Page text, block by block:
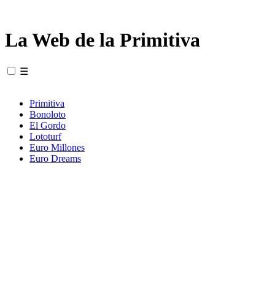
La Web de la Primitiva
☰
Primitiva
Bonoloto
El Gordo
Lototurf
Euro Millones
Euro Dreams